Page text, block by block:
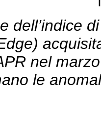
dell’indice
nel
le